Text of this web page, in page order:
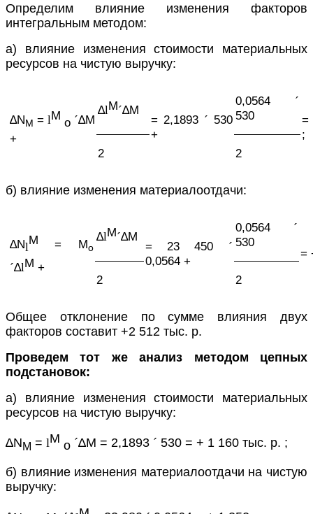
Определим влияние изменения факторов
интегральным методом:
а) влияние изменения стоимости материальных
ресурсов на чистую выручку:
∆NМ = lМ
о ´∆М
+
∆lM´∆М
= 2,1893 ´ 530
+
0,0564 ´
530
=
;
2
2
б) влияние изменения материалоотдачи:
∆Nl
М = Мо
´∆lМ +
∆lМ´∆М
= 23 450 ´
0,0564 +
0,0564 ´
530
=
2
2
Общее отклонение по сумме влияния двух
факторов составит +2 512 тыс. р.
Проведем тот же анализ методом цепных
подстановок:
а) влияние изменения стоимости материальных
ресурсов на чистую выручку:
∆NМ = lМ
о ´∆М = 2,1893 ´ 530 = + 1 160 тыс. р. ;
б) влияние изменения материалоотдачи на чистую
выручку: